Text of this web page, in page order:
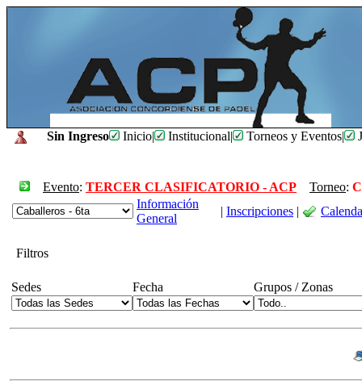
Sin Ingreso Inicio| Institucional| Torneos y Eventos|
Evento: TERCER CLASIFICATORIO - ACP Torneo:
Información
General
| Inscripciones |
Filtros
Sedes Fecha Grupos / Zonas